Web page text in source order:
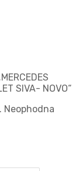
SIVA- NOVO“
Neophodna